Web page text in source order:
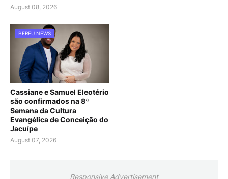
August 08, 2026
BEREU NEWS
Cassiane e Samuel Eleotério
são confirmados na 8ª
Semana da Cultura
Evangélica de Conceição do
Jacuípe
August 07, 2026
Responsive Advertisement